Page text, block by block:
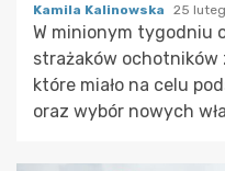
Kamila Kalinowska 25
W minionym tygodniu
strażaków ochotników
które miało na celu
oraz wybór nowych